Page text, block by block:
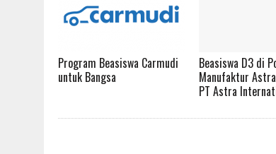
Program Beasiswa Carmudi
untuk Bangsa
Beasiswa D3 di
Manufaktur
PT Astra